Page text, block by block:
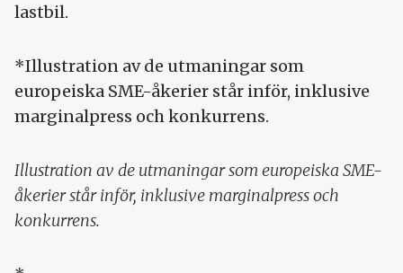
lastbil.
*Illustration av de utmaningar som
europeiska SME-åkerier står inför, inklusive
marginalpress och konkurrens.
Illustration av de utmaningar som europeiska SME-
åkerier står inför, inklusive marginalpress och
konkurrens.